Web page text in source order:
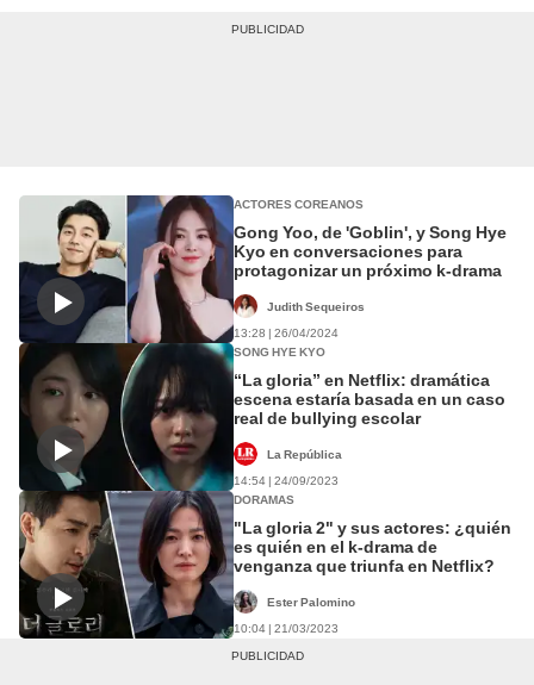
ACTORES COREANOS
Gong Yoo, de 'Goblin', y Song Hye
Kyo en conversaciones para
protagonizar un próximo k-drama
Judith Sequeiros
13:28 | 26/04/2024
SONG HYE KYO
“La gloria” en Netflix: dramática
escena estaría basada en un caso
real de bullying escolar
La República
14:54 | 24/09/2023
DORAMAS
"La gloria 2" y sus actores: ¿quién
es quién en el k-drama de
venganza que triunfa en Netflix?
Ester Palomino
10:04 | 21/03/2023